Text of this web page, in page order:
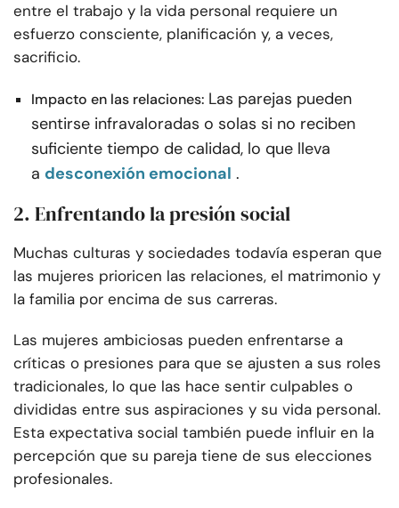
entre el trabajo y la vida personal requiere un
esfuerzo consciente, planificación y, a veces,
sacrificio.
Impacto en las relaciones: Las parejas pueden
sentirse infravaloradas o solas si no reciben
suficiente tiempo de calidad, lo que lleva
a desconexión emocional .
2. Enfrentando la presión social
Muchas culturas y sociedades todavía esperan que
las mujeres prioricen las relaciones, el matrimonio y
la familia por encima de sus carreras.
Las mujeres ambiciosas pueden enfrentarse a
críticas o presiones para que se ajusten a sus roles
tradicionales, lo que las hace sentir culpables o
divididas entre sus aspiraciones y su vida personal.
Esta expectativa social también puede influir en la
percepción que su pareja tiene de sus elecciones
profesionales.